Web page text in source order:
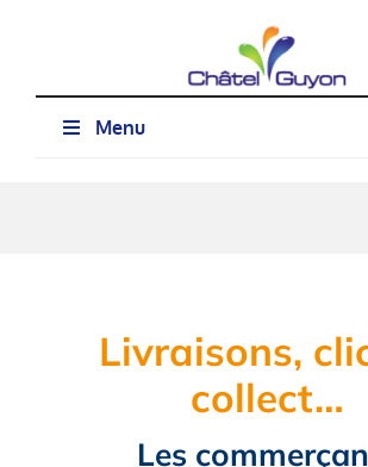
Menu
Livraisons,
collect…
Les